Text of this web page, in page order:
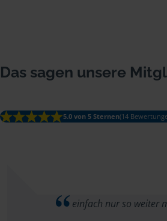
Das sagen unsere
5.0 von 5 Sternen(14
einfach nur so weiter